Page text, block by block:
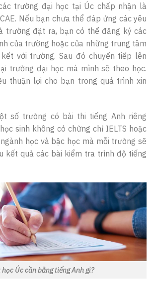
trường đại học tại Úc chấp nhận là
CAE. Nếu bạn chưa thể đáp ứng các yêu
trường đặt ra, bạn có thể đăng ký các
của trường hoặc của những trung tâm
với trường. Sau đó chuyển tiếp lên
trường đại học mà mình sẽ theo học.
thuận lợi cho bạn trong quá trình xin
số trường có bài thi tiếng Anh riêng
sinh không có chững chỉ IELTS hoặc
ngành học và bậc học mà mỗi trường sẽ
kết quả các bài kiểm tra trình độ tiếng
học Úc cần bằng tiếng Anh gì?